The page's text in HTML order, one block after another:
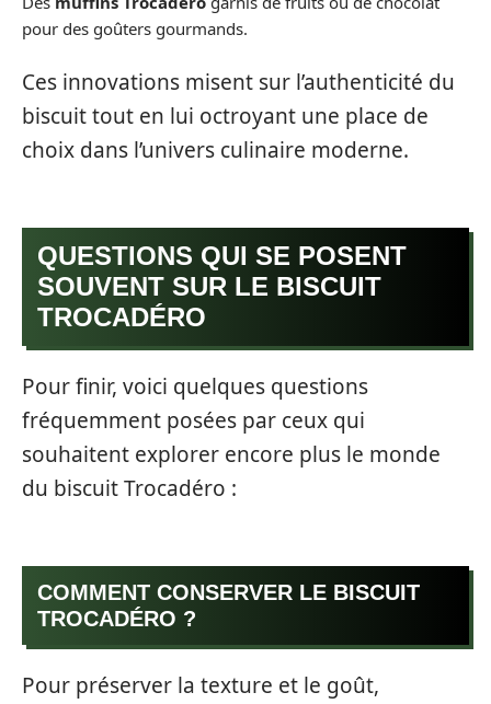
pour des goûters gourmands.
Ces innovations misent sur l’authenticité du
biscuit tout en lui octroyant une place de
choix dans l’univers culinaire moderne.
QUESTIONS QUI SE POSENT
SOUVENT SUR LE BISCUIT
TROCADÉRO
Pour finir, voici quelques questions
fréquemment posées par ceux qui
souhaitent explorer encore plus le monde
du biscuit Trocadéro :
COMMENT CONSERVER LE BISCUIT
TROCADÉRO ?
Pour préserver la texture et le goût,